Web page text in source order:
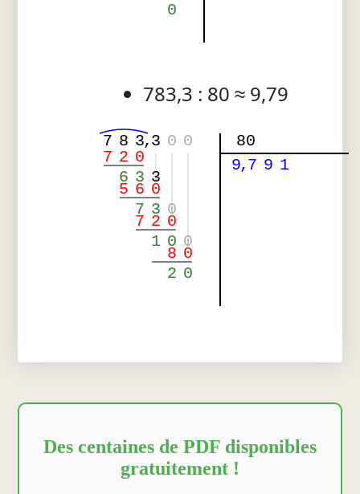
0
783,3 : 80 ≈ 9,79
7 8 3 3
, 0 0
80
9,7 9 1
0
2
7
3
6 3
0
6
5
3
7 0
0
2
7
0
1 0
0
8
0
2
Des centaines de PDF disponibles
gratuitement !